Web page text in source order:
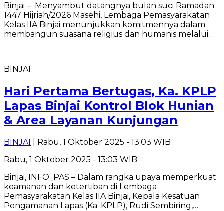
Binjai – Menyambut datangnya bulan suci Ramadan
1447 Hijriah/2026 Masehi, Lembaga Pemasyarakatan
Kelas IIA Binjai menunjukkan komitmennya dalam
membangun suasana religius dan humanis melalui…
BINJAI
Hari Pertama Bertugas, Ka. KPLP
Lapas Binjai Kontrol Blok Hunian
& Area Layanan Kunjungan
BINJAI
| Rabu, 1 Oktober 2025 - 13:03 WIB
Rabu, 1 Oktober 2025 - 13:03 WIB
Binjai, INFO_PAS – Dalam rangka upaya memperkuat
keamanan dan ketertiban di Lembaga
Pemasyarakatan Kelas IIA Binjai, Kepala Kesatuan
Pengamanan Lapas (Ka. KPLP), Rudi Sembiring,…